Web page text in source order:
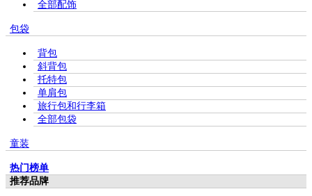
全部配饰
包袋
背包
斜背包
托特包
单肩包
旅行包和行李箱
全部包袋
童装
热门榜单
推荐品牌